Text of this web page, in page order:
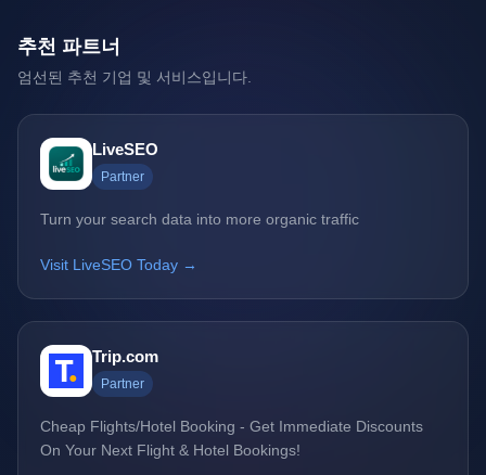
추천 파트너
엄선된 추천 기업 및 서비스입니다.
LiveSEO
Partner
Turn your search data into more organic traffic
Visit LiveSEO Today →
Trip.com
Partner
Cheap Flights/Hotel Booking - Get Immediate Discounts
On Your Next Flight & Hotel Bookings!